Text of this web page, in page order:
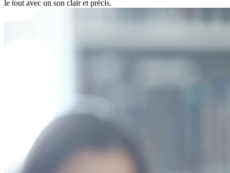
le tout avec un son clair et précis.